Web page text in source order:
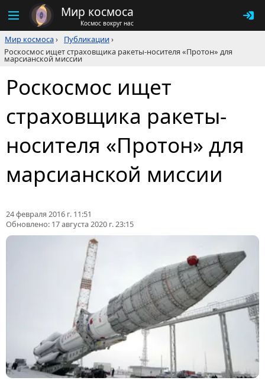
Мир космоса
Космос вокруг нас
Мир космоса› Публикации›
Роскосмос ищет страховщика ракеты-носителя «Протон» для
марсианской миссии
Роскосмос ищет
страховщика ракеты-
носителя «Протон» для
марсианской миссии
24 февраля 2016 г. 11:51
Обновлено: 17 августа 2020 г. 23:15